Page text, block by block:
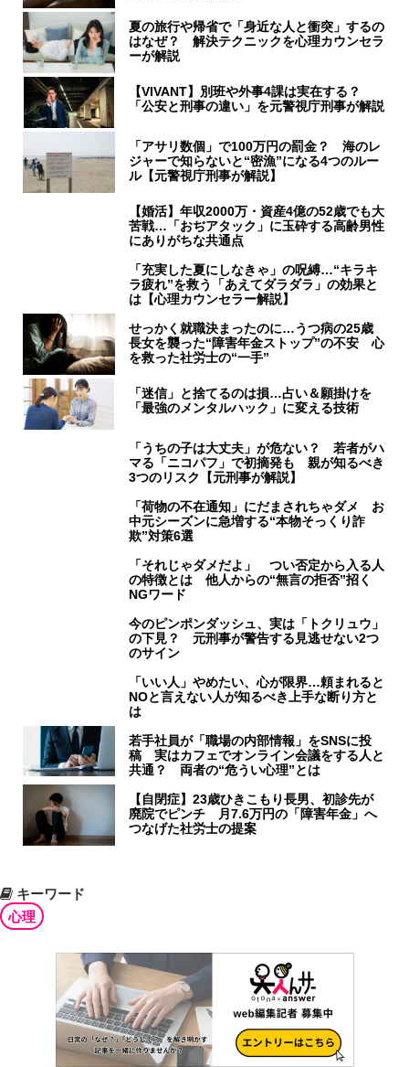
夏の旅行や帰省で「身近な人と衝突」するの
はなぜ？ 解決テクニックを心理カウンセラ
ーが解説
【VIVANT】別班や外事4課は実在する？
「公安と刑事の違い」を元警視庁刑事が解説
「アサリ数個」で100万円の罰金？ 海のレ
ジャーで知らないと“密漁”になる4つのルー
ル【元警視庁刑事が解説】
【婚活】年収2000万・資産4億の52歳でも大
苦戦…「おぢアタック」に玉砕する高齢男性
にありがちな共通点
「充実した夏にしなきゃ」の呪縛…“キラキ
ラ疲れ”を救う「あえてダラダラ」の効果と
は【心理カウンセラー解説】
せっかく就職決まったのに…うつ病の25歳
長女を襲った“障害年金ストップ”の不安 心
を救った社労士の“一手”
「迷信」と捨てるのは損…占い＆願掛けを
「最強のメンタルハック」に変える技術
「うちの子は大丈夫」が危ない？ 若者がハ
マる「ニコパフ」で初摘発も 親が知るべき
3つのリスク【元刑事が解説】
「荷物の不在通知」にだまされちゃダメ お
中元シーズンに急増する“本物そっくり詐
欺”対策6選
「それじゃダメだよ」 つい否定から入る人
の特徴とは 他人からの“無言の拒否”招く
NGワード
今のピンポンダッシュ、実は「トクリュウ」
の下見？ 元刑事が警告する見逃せない2つ
のサイン
「いい人」やめたい、心が限界…頼まれると
NOと言えない人が知るべき上手な断り方と
は
若手社員が「職場の内部情報」をSNSに投
稿 実はカフェでオンライン会議をする人と
共通？ 両者の“危うい心理”とは
【自閉症】23歳ひきこもり長男、初診先が
廃院でピンチ 月7.6万円の「障害年金」へ
つなげた社労士の提案
キーワード
心理